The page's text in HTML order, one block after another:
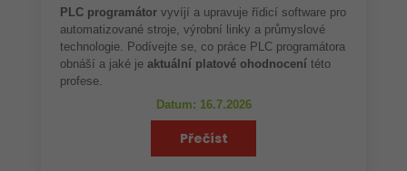
PLC programátor vyvíjí a upravuje řídicí software pro
automatizované stroje, výrobní linky a průmyslové
technologie. Podívejte se, co práce PLC programátora
obnáší a jaké je aktuální platové ohodnocení této
profese.
Datum: 16.7.2026
Přečíst